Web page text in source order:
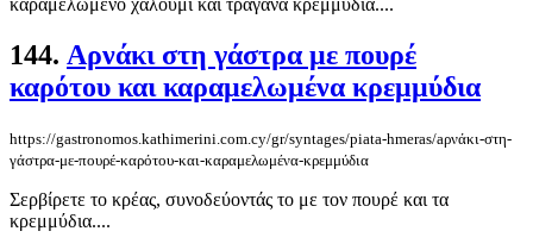
καραμελωμένο χαλούμι και τραγανά κρεμμύδια....
144. Aρνάκι στη γάστρα με πουρέ
καρότου και καραμελωμένα κρεμμύδια
https://gastronomos.kathimerini.com.cy/gr/syntages/piata-hmeras/aρνάκι-στη-
γάστρα-με-πουρέ-καρότου-και-καραμελωμένα-κρεμμύδια
Σερβίρετε το κρέας, συνοδεύοντάς το με τον πουρέ και τα
κρεμμύδια....